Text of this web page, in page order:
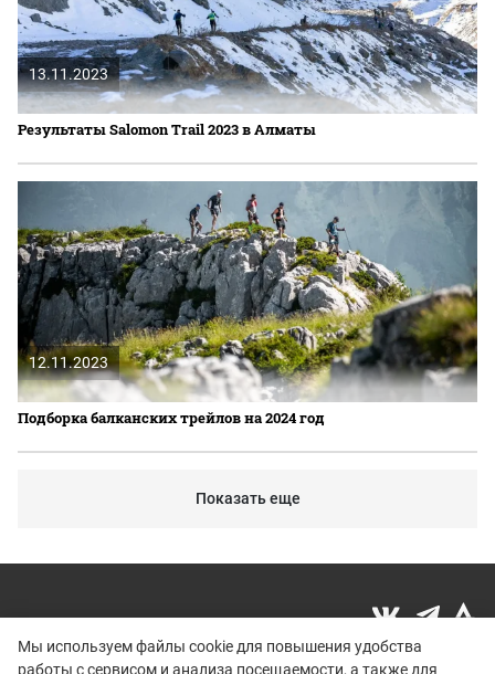
13.11.2023
Результаты Salomon Trail 2023 в Алматы
12.11.2023
Подборка балканских трейлов на 2024 год
Показать еще
Мы используем файлы cookie для повышения удобства
работы с сервисом и анализа посещаемости, а также для